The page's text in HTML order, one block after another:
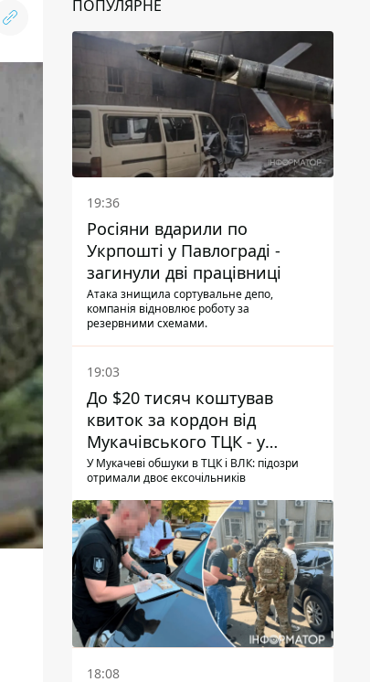
ПОПУЛЯРНЕ
19:36
Росіяни вдарили по
Укрпошті у Павлограді -
загинули дві працівниці
Атака знищила сортувальне депо,
компанія відновлює роботу за
резервними схемами.
19:03
До $20 тисяч коштував
квиток за кордон від
Мукачівського ТЦК - у
гучній справі перші підозри
отримали двоє колишніх
керівників
У Мукачеві обшуки в ТЦК і ВЛК: підозри
отримали двоє ексочільників
18:08